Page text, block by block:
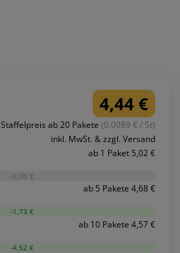
4,44 €
Staffelpreis ab 20 Pakete (0.0089 € / St)
inkl. MwSt. & zzgl. Versand
ab 1 Paket 5,02 €
-0,00 €
ab 5 Pakete 4,68 €
-1,73 €
ab 10 Pakete 4,57 €
-4,52 €